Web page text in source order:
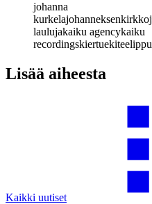
johanna
kurkelajohanneksenkirkko
laulujakaiku agencykaiku
recordingskiertuekiteelippu
Lisää aiheesta
Kaikki uutiset